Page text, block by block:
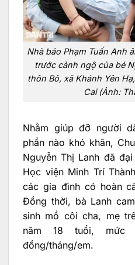
Nhà báo Phạm Tuấn Anh
trước cảnh ngộ của bé
thôn Bô, xã Khánh Yên
Cai (Ảnh:
Nhằm giúp đỡ người
phần nào khó khăn,
Nguyễn Thị Lanh đã
Học viện Minh Trí
các gia đình có hoàn
Đồng thời, bà Lanh
sinh mồ côi cha, mẹ
năm 18 tuổi,
đồng/tháng/em.